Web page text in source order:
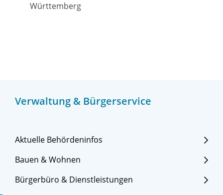
Verwaltung & Bürgerservice
Aktuelle Behördeninfos
Bauen & Wohnen
Bürgerbüro & Dienstleistungen
Württemberg